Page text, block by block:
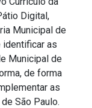
Digital,
Municipal de
identificar as
Municipal de
de forma
as
São Paulo.